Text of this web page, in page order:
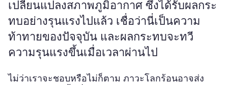
เปลี่ยนแปลงสภาพภูมิอากาศ ซึ่งได้รับผลกระ
ทบอย่างรุนแรงไปแล้ว เชื่อว่านี่เป็นความ
ท้าทายของปัจจุบัน และผลกระทบจะทวี
ความรุนแรงขึ้นเมื่อเวลาผ่านไป
ไม่ว่าเราจะชอบหรือไม่ก็ตาม ภาวะโลกร้อนอาจส่ง